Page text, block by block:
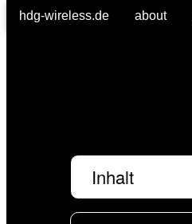
hdg-wireless.de about
Inhalt